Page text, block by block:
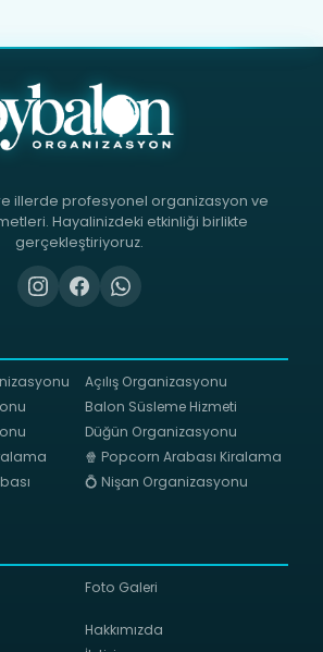
illerde profesyonel organizasyon ve
Hayalinizdeki etkinliği birlikte
gerçekleştiriyoruz.
Açılış Organizasyonu
Balon Süsleme Hizmeti
Düğün Organizasyonu
🍿 Popcorn Arabası Kiralama
💍 Nişan Organizasyonu
Foto Galeri
Hakkımızda